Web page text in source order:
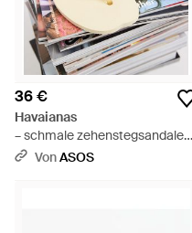
36 €
Havaianas
– schmale zehenstegsandalen
- Natur
VonASOS